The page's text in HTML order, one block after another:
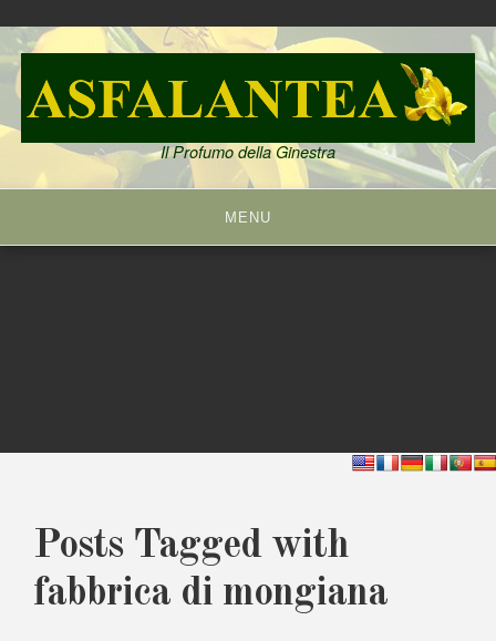
Skip
to
content
Il Profumo della Ginestra
MENU
Posts Tagged with
fabbrica di mongiana